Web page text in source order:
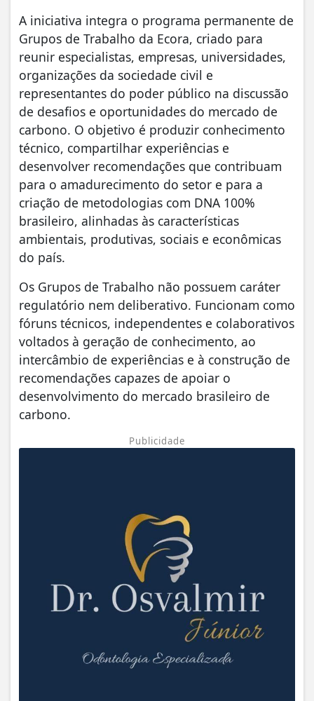
A iniciativa integra o programa permanente de
Grupos de Trabalho da Ecora, criado para
reunir especialistas, empresas, universidades,
organizações da sociedade civil e
representantes do poder público na discussão
de desafios e oportunidades do mercado de
carbono. O objetivo é produzir conhecimento
técnico, compartilhar experiências e
desenvolver recomendações que contribuam
para o amadurecimento do setor e para a
criação de metodologias com DNA 100%
brasileiro, alinhadas às características
ambientais, produtivas, sociais e econômicas
do país.
Os Grupos de Trabalho não possuem caráter
regulatório nem deliberativo. Funcionam como
fóruns técnicos, independentes e colaborativos
voltados à geração de conhecimento, ao
intercâmbio de experiências e à construção de
recomendações capazes de apoiar o
desenvolvimento do mercado brasileiro de
carbono.
Publicidade